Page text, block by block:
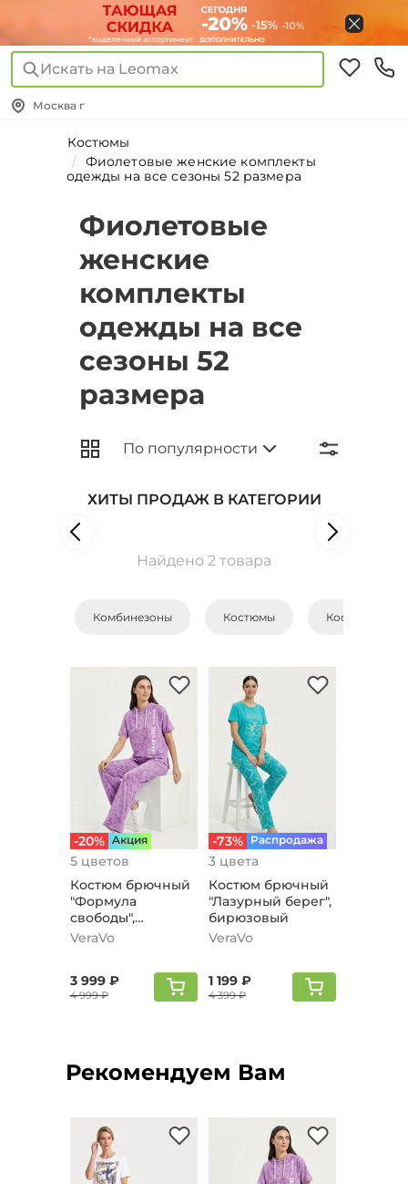
Искать на Leomax
Москва г
Костюмы
Фиолетовые женские комплекты
одежды на все сезоны 52 размера
Фиолетовые
женские
комплекты
одежды на все
сезоны 52
размера
ХИТЫ ПРОДАЖ В КАТЕГОРИИ
Найдено 2 товара
Комбинезоны Костюмы Костюмы с
-20% Aкция
5 цветов
Костюм брючный
"Формула
свободы",
сиреневый
VeraVo
3 999 ₽
4 999 ₽
-73% Распродажа
3 цвета
Костюм брючный
"Лазурный берег",
бирюзовый
VeraVo
1 199 ₽
4 399 ₽
Рекомендуем Вам